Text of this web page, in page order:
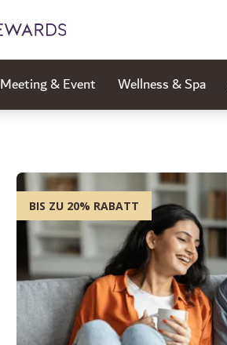
Meeting & Event Wellness & Spa
BIS ZU 20% RABATT